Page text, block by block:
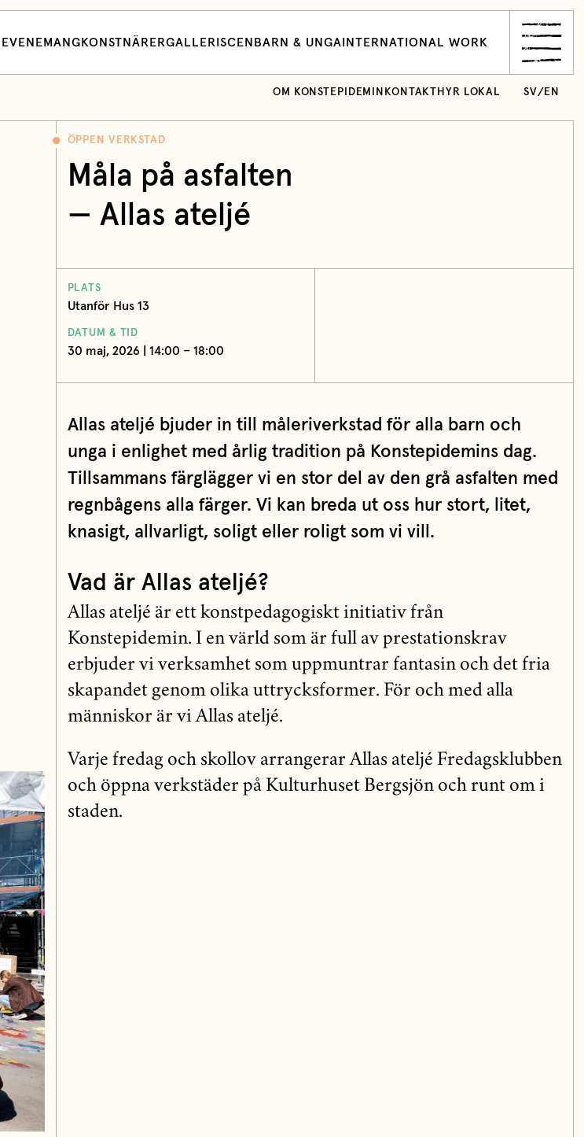
EVENEMANG KONSTNÄRERGALLERI SCEN BARN & UNGA INTERNATIONAL WORK
OM KONSTEPIDEMIN KONTAKT HYR LOKAL SV/ EN
ÖPPEN VERKSTAD
Måla på asfalten
— Allas ateljé
PLATS
Utanför Hus 13
DATUM & TID
30 maj, 2026 | 14:00 – 18:00
Allas ateljé bjuder in till måleriverkstad för alla barn och
unga i enlighet med årlig tradition på Konstepidemins dag.
Tillsammans färglägger vi en stor del av den grå asfalten med
regnbågens alla färger. Vi kan breda ut oss hur stort, litet,
knasigt, allvarligt, soligt eller roligt som vi vill.
Vad är Allas ateljé?
Allas ateljé är ett konstpedagogiskt initiativ från
Konstepidemin. I en värld som är full av prestationskrav
erbjuder vi verksamhet som uppmuntrar fantasin och det fria
skapandet genom olika uttrycksformer. För och med alla
människor är vi Allas ateljé.
Varje fredag och skollov arrangerar Allas ateljé Fredagsklubben
och öppna verkstäder på Kulturhuset Bergsjön och runt om i
staden.